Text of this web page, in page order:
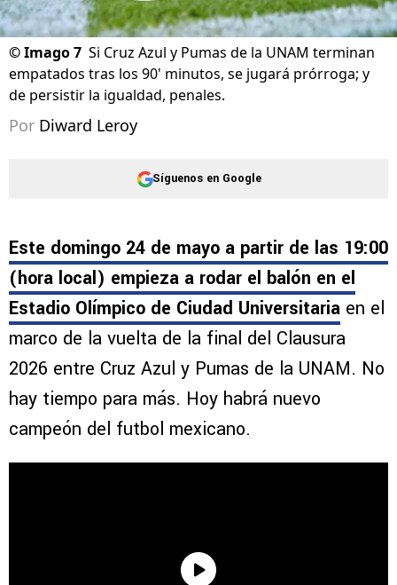
©Imago 7 Si Cruz Azul y Pumas de la UNAM terminan
empatados tras los 90' minutos, se jugará prórroga; y
de persistir la igualdad, penales.
Por Diward Leroy
Síguenos en Google
Este domingo 24 de mayo a partir de las 19:00
(hora local) empieza a rodar el balón en el
Estadio Olímpico de Ciudad Universitaria en el
marco de la vuelta de la final del Clausura
2026 entre Cruz Azul y Pumas de la UNAM. No
hay tiempo para más. Hoy habrá nuevo
campeón del futbol mexicano.